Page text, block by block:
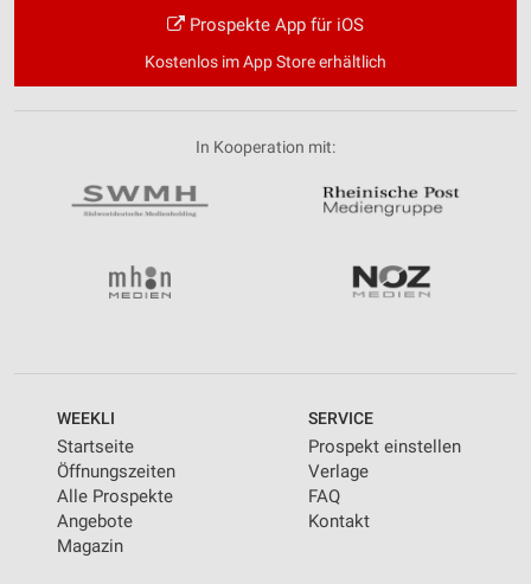
Prospekte App für iOS
Kostenlos im App Store erhältlich
In Kooperation mit:
WEEKLI
Startseite
Öffnungszeiten
Alle Prospekte
Angebote
Magazin
SERVICE
Prospekt einstellen
Verlage
FAQ
Kontakt